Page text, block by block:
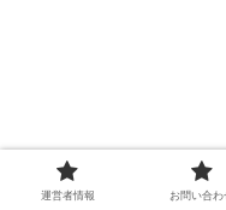
運営者情報 お問い合わ